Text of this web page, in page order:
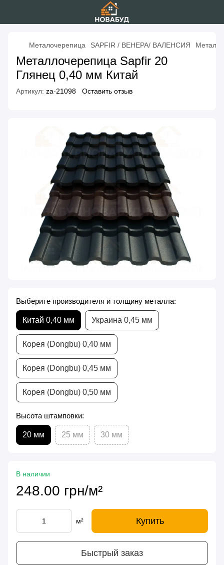
Металочерепица SAPFIR / ВЕНЕРА/ ВАЛЕНСИЯ
Металлочерепица Sapfir 20
Глянец 0,40 мм Китай
Артикул: za-21098 Оставить отзыв
Выберите производителя и толщину металла:
Китай 0,40 мм Украина 0,45 мм
Корея (Dongbu) 0,40 мм
Корея (Dongbu) 0,45 мм
Корея (Dongbu) 0,50 мм
Высота штамповки:
20 мм 25 мм 30 мм
В наличии
248.00 грн/м²
м² Купить
Быстрый заказ